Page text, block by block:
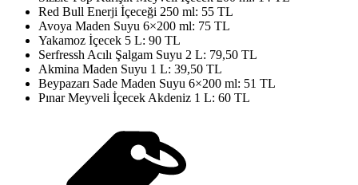
Red Bull Enerji İçeceği 250 ml: 55 TL
Avoya Maden Suyu 6×200 ml: 75 TL
Yakamoz İçecek 5 L: 90 TL
Serfressh Acılı Şalgam Suyu 2 L: 79,50 TL
Akmina Maden Suyu 1 L: 39,50 TL
Beypazarı Sade Maden Suyu 6×200 ml: 51 TL
Pınar Meyveli İçecek Akdeniz 1 L: 60 TL